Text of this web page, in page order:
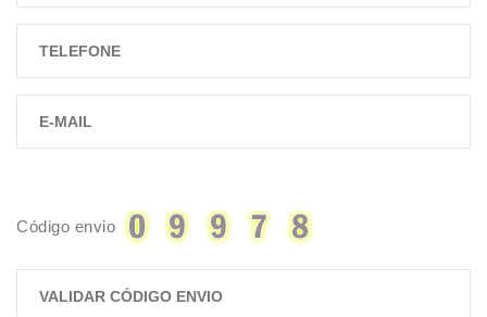
Código envio